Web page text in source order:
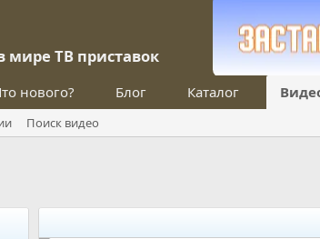
мире ТВ приставок
нового? Блог Каталог
Поиск видео